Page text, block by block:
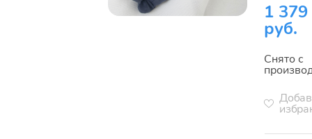
1 379
руб.
Снято с